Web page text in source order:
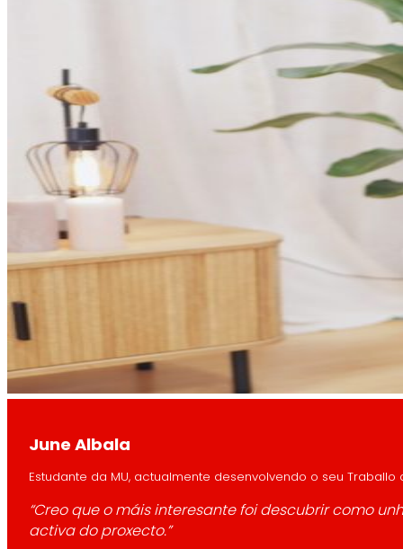
June Albala
Estudante da MU, actualmente desenvolvendo o seu Traballo
“Creo que o máis interesante foi descubrir como
activa do proxecto.”